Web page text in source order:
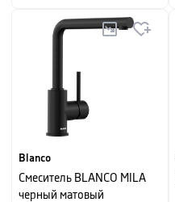
Blanco
Смеситель BLANCO MILA
черный матовый